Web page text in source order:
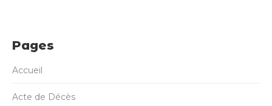
Pages
Accueil
Acte de Décès